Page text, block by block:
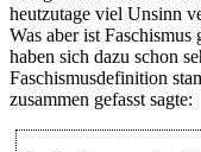
heutzutage viel Unsinn
Was aber ist
haben sich dazu schon
Faschismusdefinition
zusammen gefasst sagte: